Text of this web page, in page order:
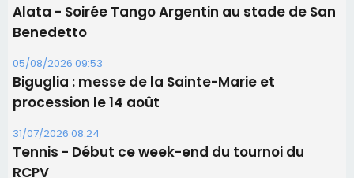
31/07/2026 08:22
82ème anniversaire de la disparition du
Commandant Antoine de Saint Exupery
Les plus lus
Satine Nomary est la nouvelle Miss Corse 2026